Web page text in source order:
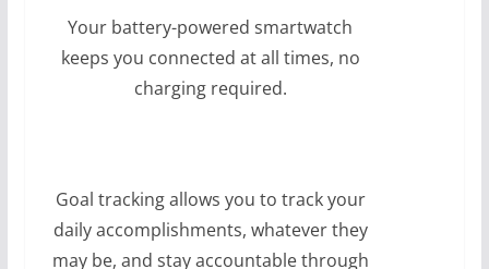
Your battery-powered smartwatch
keeps you connected at all times, no
charging required.
Goal tracking allows you to track your
daily accomplishments, whatever they
may be, and stay accountable through